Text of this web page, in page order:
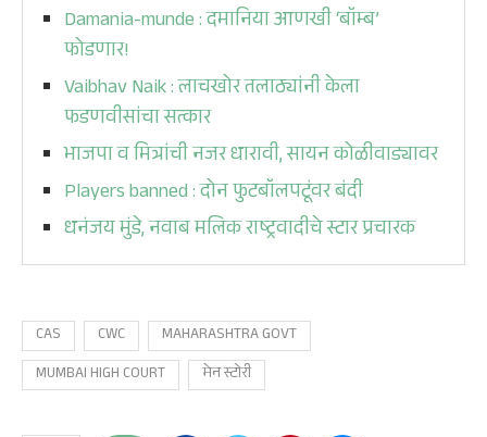
Damania-munde : दमानिया आणखी ‘बॉम्ब’
फोडणार!
Vaibhav Naik : लाचखोर तलाठ्यांनी केला
फडणवीसांचा सत्कार
भाजपा व मित्रांची नजर धारावी, सायन कोळीवाड्यावर
Players banned : दोन फुटबॉलपटूंवर बंदी
धनंजय मुंडे, नवाब मलिक राष्ट्रवादीचे स्टार प्रचारक
CAS CWC
MAHARASHTRA GOVT
MUMBAI HIGH COURT
मेन स्टोरी